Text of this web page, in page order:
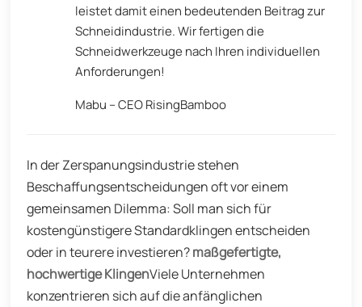
leistet damit einen bedeutenden Beitrag zur
Schneidindustrie. Wir fertigen die
Schneidwerkzeuge nach Ihren individuellen
Anforderungen!
Mabu – CEO RisingBamboo
In der Zerspanungsindustrie stehen
Beschaffungsentscheidungen oft vor einem
gemeinsamen Dilemma: Soll man sich für
kostengünstigere Standardklingen entscheiden
oder in teurere investieren?maßgefertigte,
hochwertige KlingenViele Unternehmen
konzentrieren sich auf die anfänglichen